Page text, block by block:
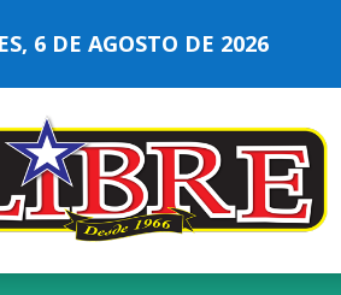
6 DE AGOSTO DE 2026